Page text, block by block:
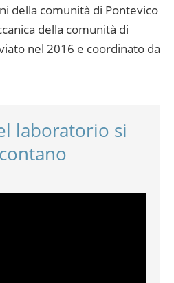
della comunità di Pontevico
della comunità di
nel 2016 e coordinato da
laboratorio si